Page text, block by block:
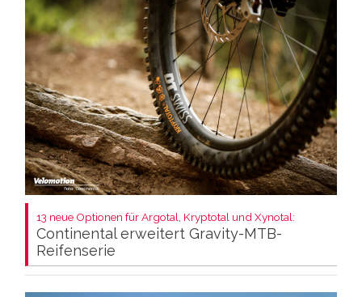
13 neue Optionen für Argotal, Kryptotal und Xynotal:
Continental erweitert Gravity-MTB-
Reifenserie